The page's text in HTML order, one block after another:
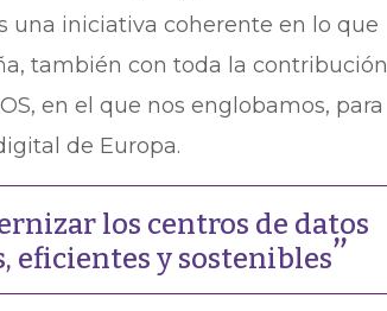
una iniciativa coherente en lo que
también con toda la contribución
en el que nos englobamos, para
de Europa.
los centros de datos
eficientes y sostenibles